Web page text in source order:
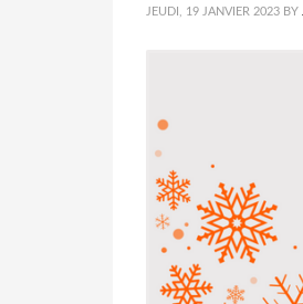
JEUDI, 19 JANVIER 2023 BY